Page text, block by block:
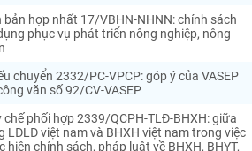
bản hợp nhất 17/VBHN-NHNN: chính sách
phục vụ phát triển nông nghiệp, nông
chuyển 2332/PC-VPCP: góp ý của VASEP
văn số 92/CV-VASEP
chế phối hợp 2339/QCPH-TLĐ-BHXH: giữa
LĐLĐ việt nam và BHXH việt nam trong việc
hiện chính sách, pháp luật về BHXH, BHYT,